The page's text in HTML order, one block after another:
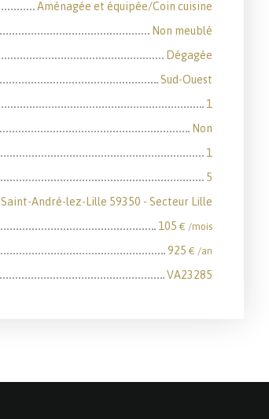
Aménagée et équipée/Coin cuisine
Non meublé
Dégagée
Sud-Ouest
1
Non
1
5
Saint-André-lez-Lille 59350 - Secteur Lille
105 € /mois
925 € /an
VA23285